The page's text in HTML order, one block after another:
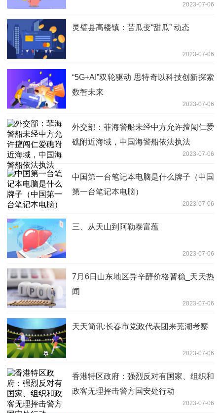
2023-07-06
灵璧县高楼镇：苦瓜变“甜瓜” 动态
2023-07-06
“5G+AI”双轮驱动 思特奇以科技创新探索
数智未来
2023-07-06
外交部：菲海警船未经中方允许擅闯仁爱
礁附近海域，中国海警船依法执法
2023-07-06
中国第一台笔记本电脑是什么牌子（中国
第一台笔记本电脑）
2023-07-06
三、从天山到阿勒泰富蕴
2023-07-06
7月6日山东地区异辛醇价格暂稳_天天热
闻
2023-07-06
天天简讯:长春市党政代表团来芜湖考察
2023-07-06
香港特区政府：强烈反对有国家、组织和
政客无理抨击警方国安处行动
2023-07-06